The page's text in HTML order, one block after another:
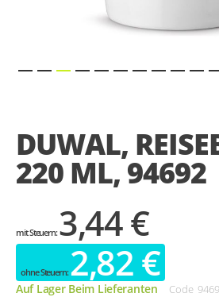
beginning
of
the
images
DUWAL,
220 ML, 94692
3,44 €
2,82 €
Auf Lager Beim Lieferanten Code